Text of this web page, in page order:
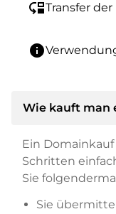
move_downTransfer
info
Wie kauft man
Ein
Schritten
Sie
Sie